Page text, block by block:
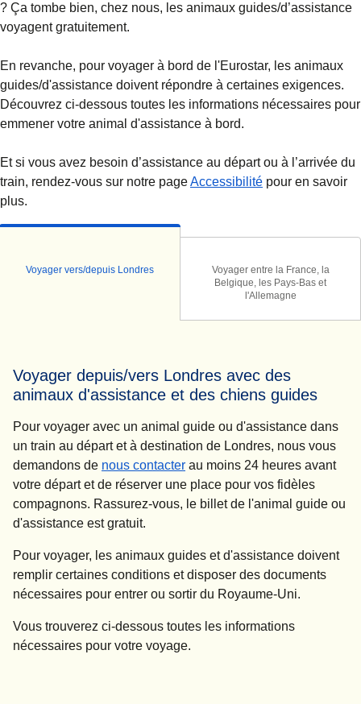
? Ça tombe bien, chez nous, les animaux guides/d’assistance
voyagent gratuitement.
En revanche, pour voyager à bord de l'Eurostar, les animaux
guides/d'assistance doivent répondre à certaines exigences.
Découvrez ci-dessous toutes les informations nécessaires pour
emmener votre animal d'assistance à bord.
Et si vous avez besoin d’assistance au départ ou à l’arrivée du
train, rendez-vous sur notre pageAccessibilité pour en savoir
plus.
Voyager vers/depuis Londres
Voyager entre la France, la
Belgique, les Pays-Bas et
l'Allemagne
Voyager depuis/vers Londres avec des
animaux d'assistance et des chiens guides
Pour voyager avec un animal guide ou d'assistance dans
un train au départ et à destination de Londres, nous vous
demandons de nous contacter au moins 24 heures avant
votre départ et de réserver une place pour vos fidèles
compagnons. Rassurez-vous, le billet de l'animal guide ou
d'assistance est gratuit.
Pour voyager, les animaux guides et d'assistance doivent
remplir certaines conditions et disposer des documents
nécessaires pour entrer ou sortir du Royaume-Uni.
Vous trouverez ci-dessous toutes les informations
nécessaires pour votre voyage.